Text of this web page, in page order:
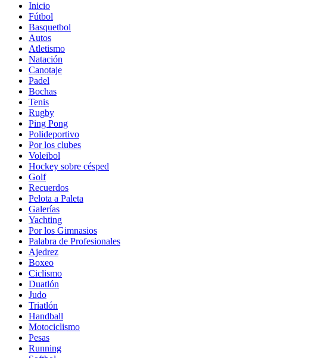
Inicio
Fútbol
Basquetbol
Autos
Atletismo
Natación
Canotaje
Padel
Bochas
Tenis
Rugby
Ping Pong
Polideportivo
Por los clubes
Voleibol
Hockey sobre césped
Golf
Recuerdos
Pelota a Paleta
Galerías
Yachting
Por los Gimnasios
Palabra de Profesionales
Ajedrez
Boxeo
Ciclismo
Duatlón
Judo
Triatlón
Handball
Motociclismo
Pesas
Running